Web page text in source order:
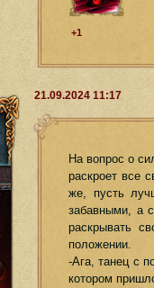
+1
21.09.2024 11:17
На вопрос о
раскроет все
же, пусть
забавными, а
раскрывать
положении.
-Ага, танец с
котором